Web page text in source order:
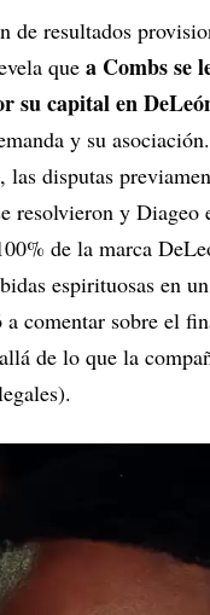
de resultados
que a Combs se
su capital en
y su
las disputas
resolvieron y Diageo
de la marca
espirituosas en
a comentar sobre el
de lo que la